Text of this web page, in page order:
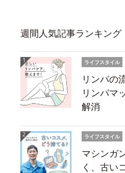
週間人気記事ランキング
ライフスタイル
リンパの
リンパマ
解消
ライフスタイル
マシンガ
く、古い